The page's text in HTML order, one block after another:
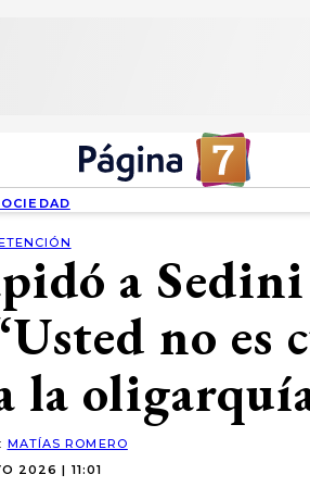
a
no es
la
MATÍAS ROMERO
2026 | 11:01